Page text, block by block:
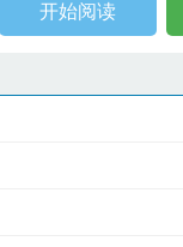
开始阅读